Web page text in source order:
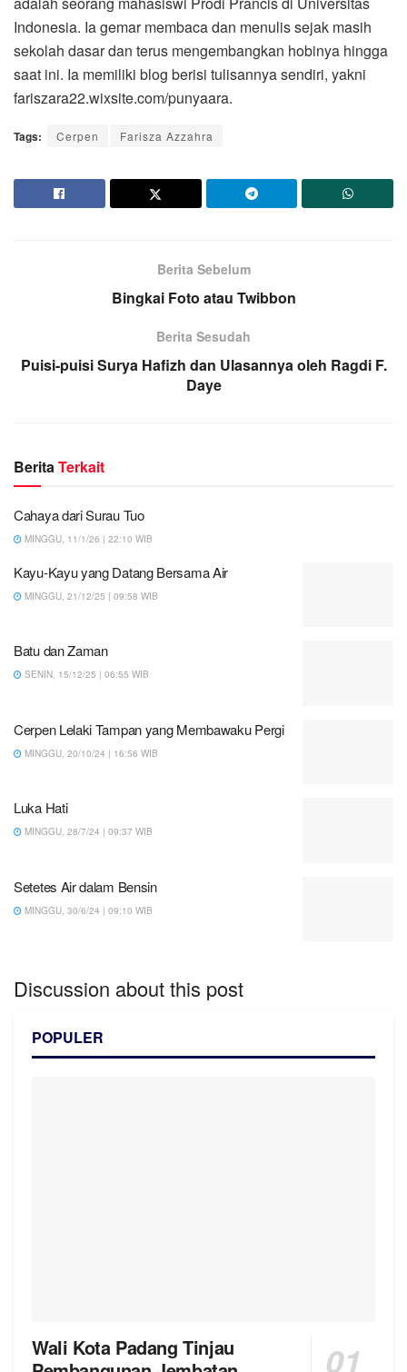
Indonesia. Ia gemar membaca dan menulis sejak masih
sekolah dasar dan terus mengembangkan hobinya hingga
saat ini. Ia memiliki blog berisi tulisannya sendiri, yakni
fariszara22.wixsite.com/punyaara.
Tags: Cerpen Farisza Azzahra
Berita Sebelum
Bingkai Foto atau Twibbon
Berita Sesudah
Puisi-puisi Surya Hafizh dan Ulasannya oleh Ragdi F.
Daye
BeritaTerkait
Cahaya dari Surau Tuo
MINGGU, 11/1/26 | 22:10 WIB
Kayu-Kayu yang Datang Bersama Air
MINGGU, 21/12/25 | 09:58 WIB
Batu dan Zaman
SENIN, 15/12/25 | 06:55 WIB
Cerpen Lelaki Tampan yang Membawaku Pergi
MINGGU, 20/10/24 | 16:56 WIB
Luka Hati
MINGGU, 28/7/24 | 09:37 WIB
Setetes Air dalam Bensin
MINGGU, 30/6/24 | 09:10 WIB
Discussion about this post
POPULER
Wali Kota Padang Tinjau